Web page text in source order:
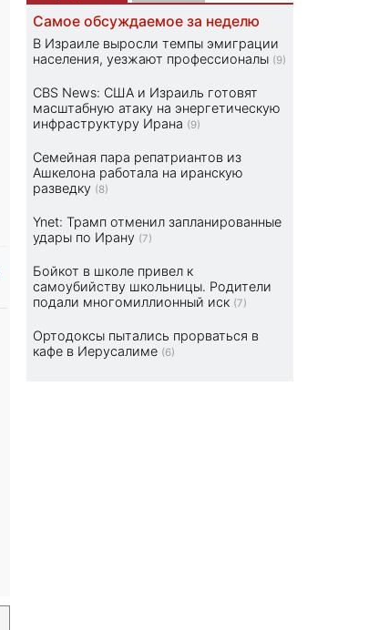
Самое обсуждаемое за неделю
В Израиле выросли темпы эмиграции
населения, уезжают профессионалы (9)
CBS News: США и Израиль готовят
масштабную атаку на энергетическую
инфраструктуру Ирана (9)
Семейная пара репатриантов из
Ашкелона работала на иранскую
разведку (8)
Ynet: Трамп отменил запланированные
удары по Ирану (7)
Бойкот в школе привел к
самоубийству школьницы. Родители
подали многомиллионный иск (7)
Ортодоксы пытались прорваться в
кафе в Иерусалиме (6)